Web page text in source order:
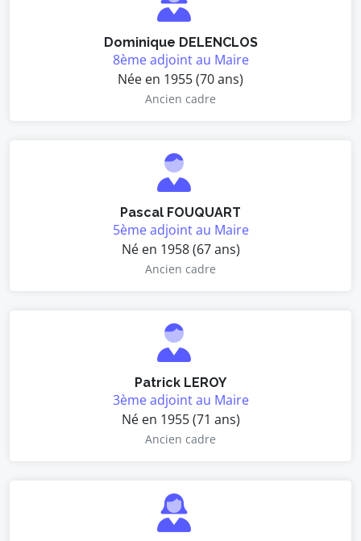
Dominique DELENCLOS
8ème adjoint au Maire
Née en 1955 (70 ans)
Ancien cadre
Pascal FOUQUART
5ème adjoint au Maire
Né en 1958 (67 ans)
Ancien cadre
Patrick LEROY
3ème adjoint au Maire
Né en 1955 (71 ans)
Ancien cadre